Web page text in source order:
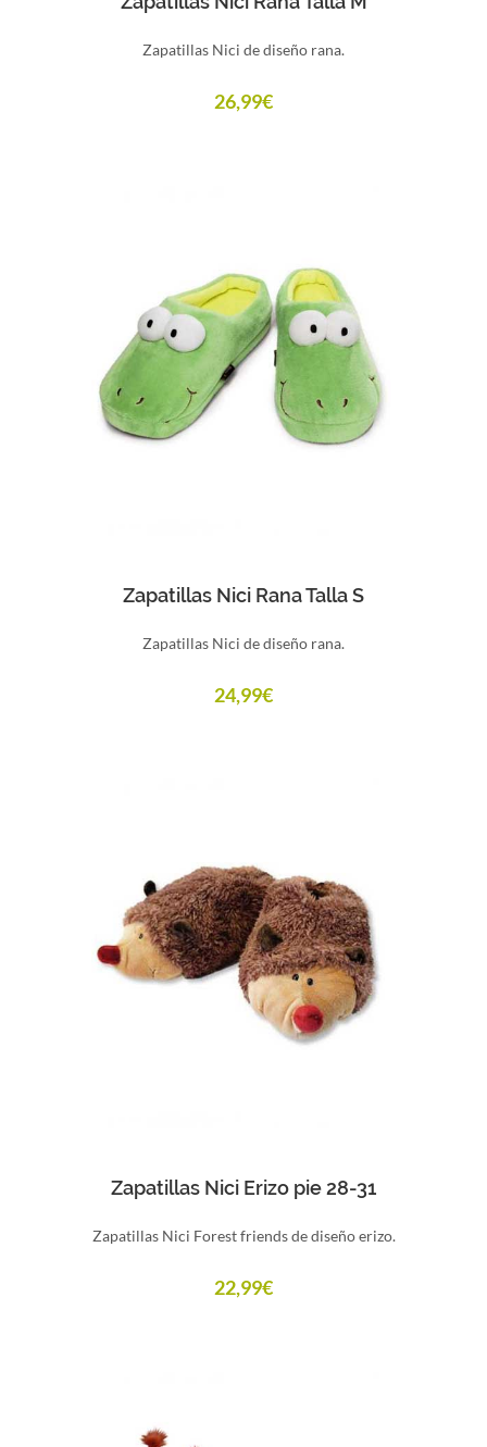
Zapatillas Nici de diseño rana.
26,99€
Comprar
Zapatillas Nici Rana Talla S
Zapatillas Nici de diseño rana.
24,99€
Comprar
Zapatillas Nici Erizo pie 28-31
Zapatillas Nici Forest friends de diseño erizo.
22,99€